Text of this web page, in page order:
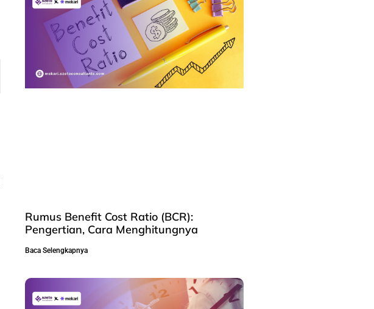
Rumus Benefit Cost Ratio (BCR):
Pengertian, Cara Menghitungnya
Baca Selengkapnya